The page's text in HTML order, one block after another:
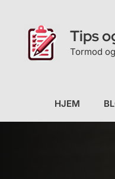
innhold
Tips
Tormod
HJEM